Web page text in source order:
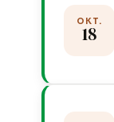
OKT.
18